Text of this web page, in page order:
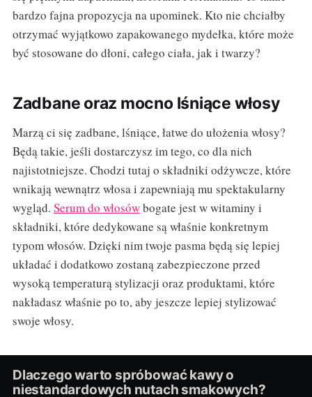
bardzo fajna propozycja na upominek. Kto nie chciałby
otrzymać wyjątkowo zapakowanego mydełka, które może
być stosowane do dłoni, całego ciała, jak i twarzy?
Zadbane oraz mocno lśniące włosy
Marzą ci się zadbane, lśniące, łatwe do ułożenia włosy?
Będą takie, jeśli dostarczysz im tego, co dla nich
najistotniejsze. Chodzi tutaj o składniki odżywcze, które
wnikają wewnątrz włosa i zapewniają mu spektakularny
wygląd. Serum do włosówbogate jest w witaminy i
składniki, które dedykowane są właśnie konkretnym
typom włosów. Dzięki nim twoje pasma będą się lepiej
układać i dodatkowo zostaną zabezpieczone przed
wysoką temperaturą stylizacji oraz produktami, które
nakładasz właśnie po to, aby jeszcze lepiej stylizować
swoje włosy.
Dlaczego warto spróbować kawy o
niestandardowych nutach smakowych?